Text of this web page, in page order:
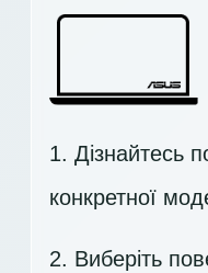
1. Дізнайтесь
конкретної
2. Виберіть